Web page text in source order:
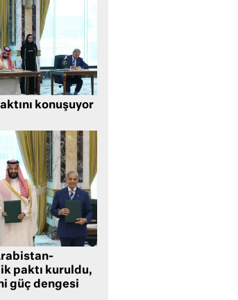
konuşuyor
paktı kuruldu,
güç dengesi